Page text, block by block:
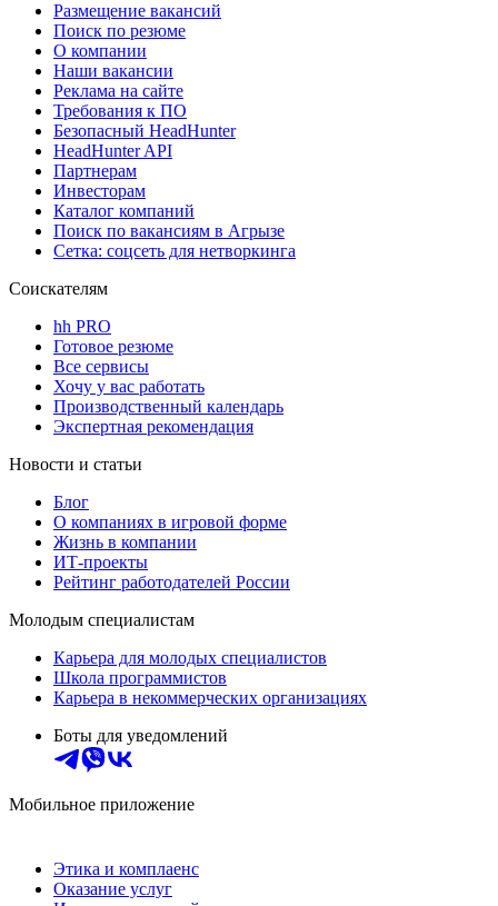
Размещение вакансий
Поиск по резюме
О компании
Наши вакансии
Реклама на сайте
Требования к ПО
Безопасный HeadHunter
HeadHunter API
Партнерам
Инвесторам
Каталог компаний
Поиск по вакансиям в Агрызе
Сетка: соцсеть для нетворкинга
Соискателям
hh PRO
Готовое резюме
Все сервисы
Хочу у вас работать
Производственный календарь
Экспертная рекомендация
Новости и статьи
Блог
О компаниях в игровой форме
Жизнь в компании
ИТ-проекты
Рейтинг работодателей России
Молодым специалистам
Карьера для молодых специалистов
Школа программистов
Карьера в некоммерческих организациях
Боты для уведомлений
Мобильное приложение
Этика и комплаенс
Оказание услуг